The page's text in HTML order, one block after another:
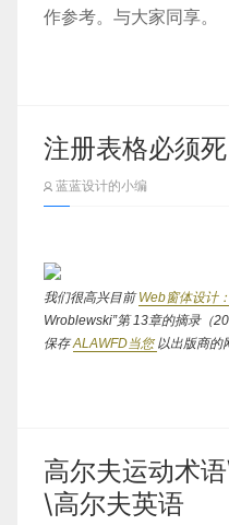
一个home键，而将其他
的做
但也在学习iPhone的触
设计思路来看，
iPhone
作参考。与大家同享。
注册表格必须死
蓝蓝设计的小编
我们很高兴目前 Web窗体设计
Wroblewski”第 13章的摘录（
保存 ALAWFD当您 以出版商的
我们可以做得更好。 事实上，
的方式，告诉他们这样的服务
心不够使用它们的人。 我也相
高尔夫运动术
\高尔夫英语